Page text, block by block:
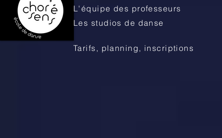
L'équipe des professeurs
Les studios de danse
Tarifs, planning, inscriptions